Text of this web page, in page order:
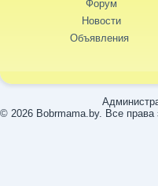
Форум
Новости
Объявления
© 2026 Bobrmama.by. Все